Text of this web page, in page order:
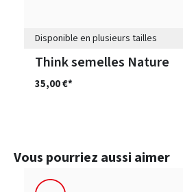
Disponible en plusieurs tailles
Think semelles Nature
35,00 €*
Ignorer la galerie de produits
Vous pourriez aussi aimer